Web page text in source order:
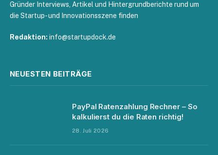
Gründer Interviews, Artikel und Hintergrundberichte rund um
die Startup- und Innovationsszene finden
Redaktion: info@startupdock.de
NEUESTEN BEITRÄGE
PayPal Ratenzahlung Rechner – So
kalkulierst du die Raten richtig!
28. Juli 2026